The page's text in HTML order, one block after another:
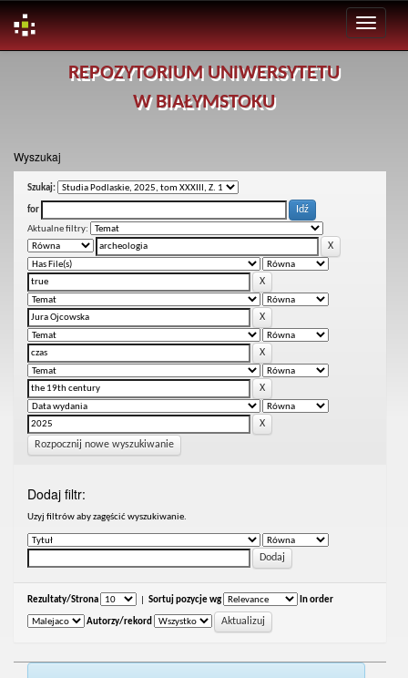
REPOZYTORIUM UNIWERSYTETU
W BIAŁYMSTOKU
Wyszukaj
Szukaj:
for
Aktualne filtry:
Rozpocznij nowe wyszukiwanie
Dodaj filtr:
Uzyj filtrów aby zagęścić wyszukiwanie.
Rezultaty/Strona Sortuj pozycje wg In order
Autorzy/rekord